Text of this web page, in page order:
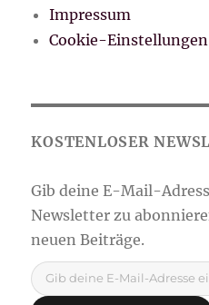
Impressum
Cookie-Einstellungen
Gib deine E-Mail-Adresse ein ...